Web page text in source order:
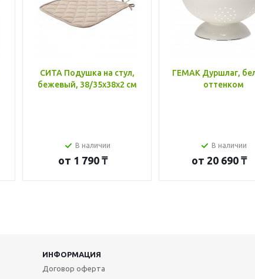
СИТА Подушка на стул,
бежевый, 38/35x38x2 см
В наличии
от 1 790 ₸
ГЕМАК Дуршлаг,
оттенком
В наличии
от 20 690 ₸
ИНФОРМАЦИЯ
Договор оферта